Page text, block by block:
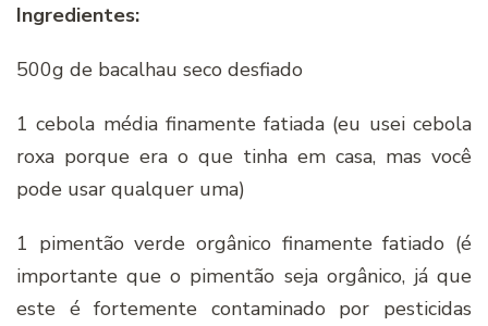
Ingredientes:
500g de bacalhau seco desfiado
1 cebola média finamente fatiada (eu usei cebola
roxa porque era o que tinha em casa, mas você
pode usar qualquer uma)
1 pimentão verde orgânico finamente fatiado (é
importante que o pimentão seja orgânico, já que
este é fortemente contaminado por pesticidas